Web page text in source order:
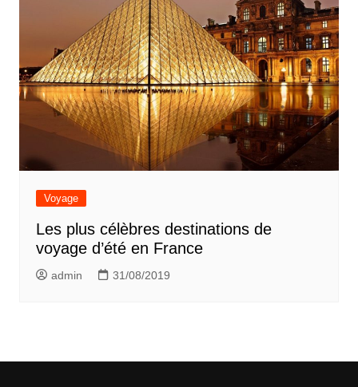
Voyage
Les plus célèbres destinations de
voyage d’été en France
admin 31/08/2019